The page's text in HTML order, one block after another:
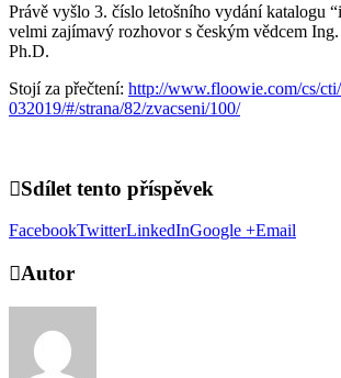
Právě vyšlo 3. číslo letošního vydání katalogu
velmi zajímavý rozhovor s českým vědcem Ing.
Ph.D.
Stojí za přečtení: http://www.floowie.com/cs/
032019/#/strana/82/zvacseni/100/
Sdílet tento příspěvek
FacebookTwitterLinkedInGoogle +Email
Autor